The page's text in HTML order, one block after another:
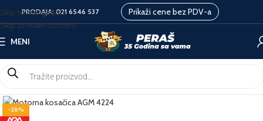
Skip to navigation
Skip to main content
PRODAJA:021 6546 537 Prikaži cene bez PDV-a
MENI
-28%